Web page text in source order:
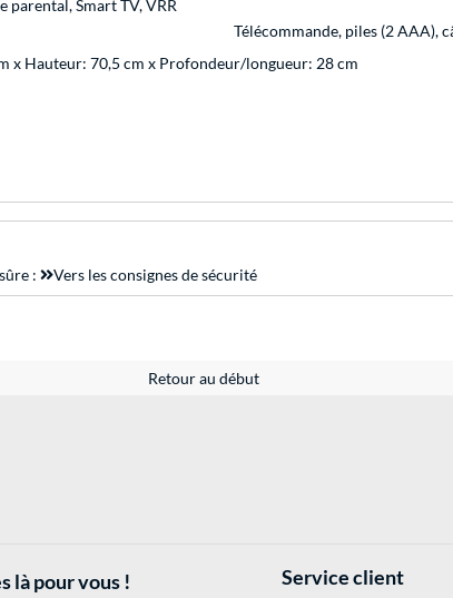
parental, Smart TV, VRR
Télécommande, piles (2 AAA),
x Hauteur: 70,5 cm x Profondeur/longueur: 28 cm
: Vers les consignes de sécurité
Retour au début
là pour vous ! Service client